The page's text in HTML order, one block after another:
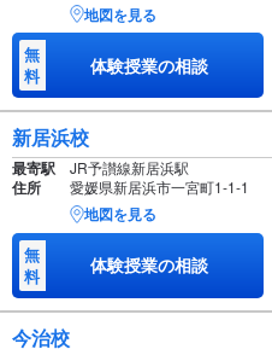
地図を見る
無
料
体験授業の相談
新居浜校
最寄駅 JR予讃線新居浜駅
住所 愛媛県新居浜市一宮町1-1-1
地図を見る
無
料
体験授業の相談
今治校